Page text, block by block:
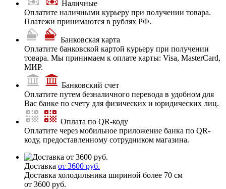
Наличные
Оплатите наличными курьеру при получении товара.
Платежи принимаются в рублях РФ.
Банковская карта
Оплатите банковской картой курьеру при получении
товара. Мы принимаем к оплате карты: Visa, MasterCard,
МИР.
Банковский счет
Оплатите путем безналичного перевода в удобном для
Вас банке по счету для физических и юридических лиц.
Оплата по QR-коду
Оплатите через мобильное приложение банка по QR-
коду, предоставленному сотрудником магазина.
Доставка от 3600 руб.
Доставка холодильника шириной более 70 см
от 3600 руб.